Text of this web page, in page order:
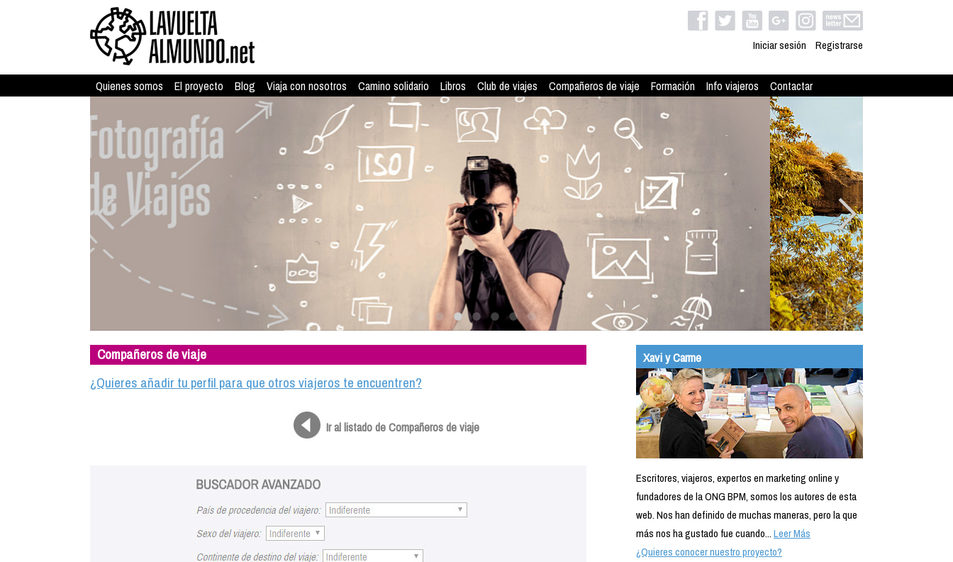
Iniciar sesión Registrarse
Quienes somos El proyecto Blog Viaja con nosotros Camino solidario Libros Club de viajes Compañeros de viaje Formación Info viajeros Contactar
Compañeros de viaje
¿Quieres añadir tu perfil para que otros viajeros te encuentren?
Ir al listado de Compañeros de viaje
Xavi y Carme
Escritores, viajeros, expertos en marketing online y
fundadores de la ONG BPM, somos los autores de esta
web. Nos han definido de muchas maneras, pero la que
más nos ha gustado fue cuando...Leer Más
¿Quieres conocer nuestro proyecto?